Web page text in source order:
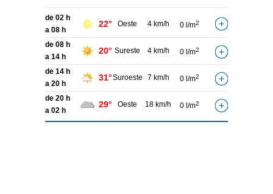
de 02 h
a 08 h
22° Oeste 4 km/h 0 l/m2
de 08 h
a 14 h
20° Sureste 4 km/h 0 l/m2
de 14 h
a 20 h
31°Suroeste 7 km/h 0 l/m2
de 20 h
a 02 h
29° Oeste 18 km/h 0 l/m2